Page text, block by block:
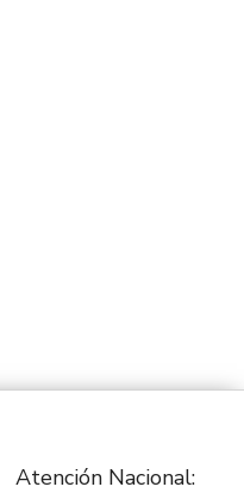
Atención Nacional: